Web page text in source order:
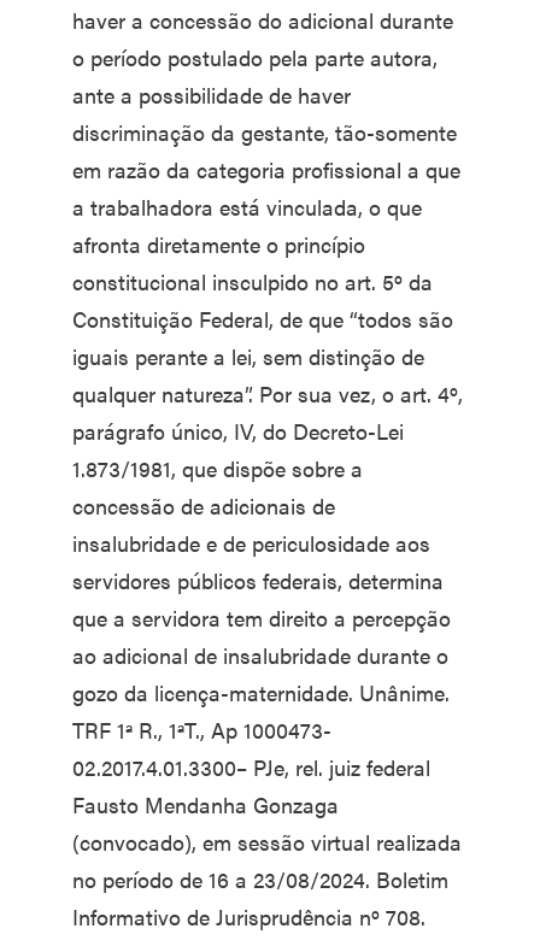
haver a concessão do adicional durante
o período postulado pela parte autora,
ante a possibilidade de haver
discriminação da gestante, tão-somente
em razão da categoria profissional a que
a trabalhadora está vinculada, o que
afronta diretamente o princípio
constitucional insculpido no art. 5º da
Constituição Federal, de que “todos são
iguais perante a lei, sem distinção de
qualquer natureza”. Por sua vez, o art. 4º,
parágrafo único, IV, do Decreto-Lei
1.873/1981, que dispõe sobre a
concessão de adicionais de
insalubridade e de periculosidade aos
servidores públicos federais, determina
que a servidora tem direito a percepção
ao adicional de insalubridade durante o
gozo da licença-maternidade. Unânime.
TRF 1ª R., 1ªT., Ap 1000473-
02.2017.4.01.3300– PJe, rel. juiz federal
Fausto Mendanha Gonzaga
(convocado), em sessão virtual realizada
no período de 16 a 23/08/2024. Boletim
Informativo de Jurisprudência nº 708.